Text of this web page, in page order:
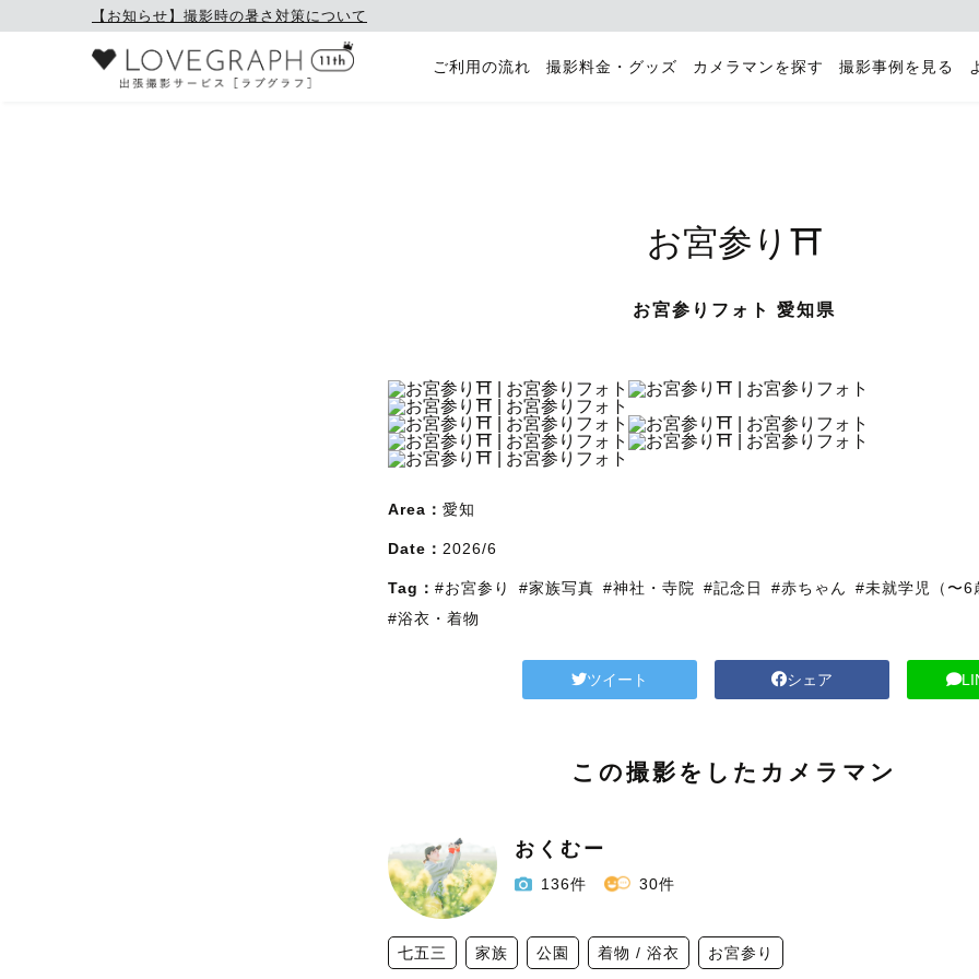
【お知らせ】撮影時の暑さ対策について
ご利用の流れ 撮影料金・グッズ カメラマンを探す 撮影事例を見る
お宮参り⛩️
お宮参りフォト 愛知県
Area： 愛知
Date： 2026/6
Tag： #お宮参り #家族写真 #神社・寺院 #記念日 #赤ちゃん
#未就学児（〜6
#浴衣・着物
ツイート シェア
この撮影をしたカメラマン
おくむー
136件 30件
七五三 家族 公園 着物 / 浴衣 お宮参り